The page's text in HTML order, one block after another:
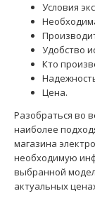
Условия
Удобство
Кто
Цена.
Разобраться во
наиболее
магазина
необходимую
выбранной
актуальных